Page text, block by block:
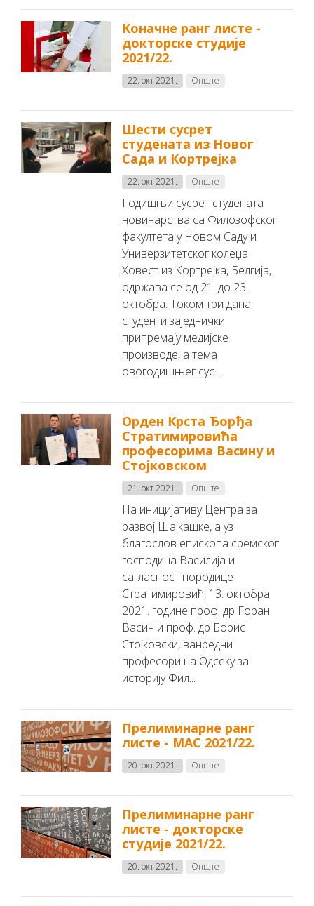
Коначне ранг листе -
докторске студије
2021/22.
22. окт 2021. Опште
Шести сусрет
студената из Новог
Сада и Кортрејка
22. окт 2021. Опште
Годишњи сусрет студената
новинарства са Филозофског
факултета у Новом Саду и
Универзитетског колеџа
Ховест из Кортрејка, Белгија,
одржава се од 21. до 23.
октобра. Током три дана
студенти заједнички
припремају медијске
производе, а тема
овогодишњег сус...
Орден Крста Ђорђа
Стратимировића
професорима Васину и
Стојковском
21. окт 2021. Опште
На иницијативу Центра за
развој Шајкашке, а уз
благослов епископа сремског
господина Василија и
сагласност породице
Стратимировић, 13. октобра
2021. године проф. др Горан
Васин и проф. др Борис
Стојковски, ванредни
професори на Одсеку за
историју Фил...
Прелиминарне ранг
листе - МАС 2021/22.
20. окт 2021. Опште
Прелиминарне ранг
листе - докторске
студије 2021/22.
20. окт 2021. Опште